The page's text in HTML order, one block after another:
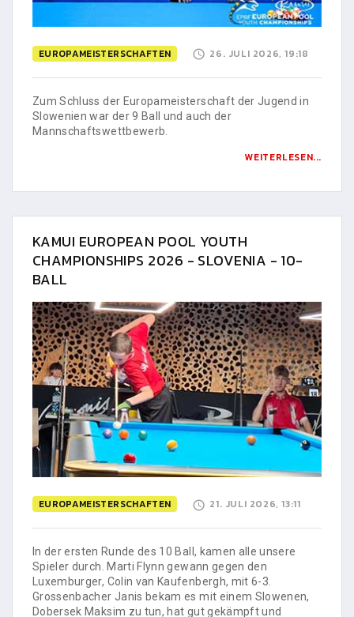
EUROPAMEISTERSCHAFTEN 26. JULI 2026, 19:18
Zum Schluss der Europameisterschaft der Jugend in
Slowenien war der 9 Ball und auch der
Mannschaftswettbewerb.
WEITERLESEN...
KAMUI EUROPEAN POOL YOUTH
CHAMPIONSHIPS 2026 - SLOVENIA - 10-
BALL
EUROPAMEISTERSCHAFTEN 21. JULI 2026, 13:11
In der ersten Runde des 10 Ball, kamen alle unsere
Spieler durch. Marti Flynn gewann gegen den
Luxemburger, Colin van Kaufenbergh, mit 6-3.
Grossenbacher Janis bekam es mit einem Slowenen,
Dobersek Maksim zu tun, hat gut gekämpft und